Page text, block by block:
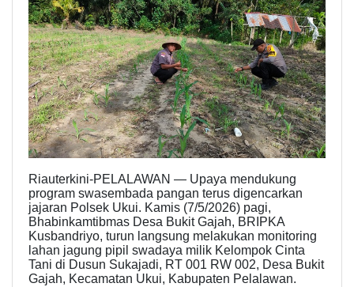
Riauterkini-PELALAWAN — Upaya mendukung
program swasembada pangan terus digencarkan
jajaran Polsek Ukui. Kamis (7/5/2026) pagi,
Bhabinkamtibmas Desa Bukit Gajah, BRIPKA
Kusbandriyo, turun langsung melakukan monitoring
lahan jagung pipil swadaya milik Kelompok Cinta
Tani di Dusun Sukajadi, RT 001 RW 002, Desa Bukit
Gajah, Kecamatan Ukui, Kabupaten Pelalawan.